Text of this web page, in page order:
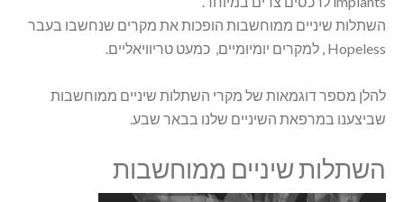
השתלות שיניים ממוחשבות הופכות את מקרים שנחשבו בעבר
Hopeless , למקרים יומיומיים, כמעט טריוויאליים.
להלן מספר דוגמאות של מקרי השתלות שיניים ממוחשבות
שביצענו במרפאת השיניים שלנו בבאר שבע.
השתלות שיניים ממוחשבות